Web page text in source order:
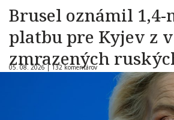
Brusel oznámil
platbu pre Kyjev z
zmrazených
05. 08. 2026 |132 komentárov